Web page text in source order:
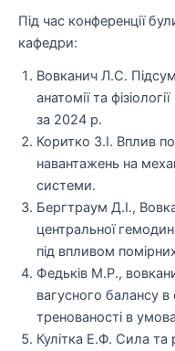
Під час конференції
кафедри:
Вовканич Л.С.
анатомії та фізіології
за 2024 р.
Коритко З.І. Вплив
навантажень на
системи.
Бергтраум Д.І.,
центральної
під впливом
Федьків М.Р.,
вагусного балансу в
тренованості в
Кулітка Е.Ф. Сила та